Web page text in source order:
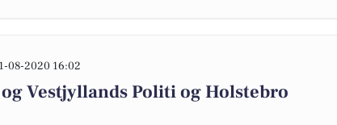
08-2020 16:02
Vestjyllands Politi og Holstebro